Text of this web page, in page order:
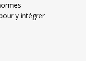
y intégrer